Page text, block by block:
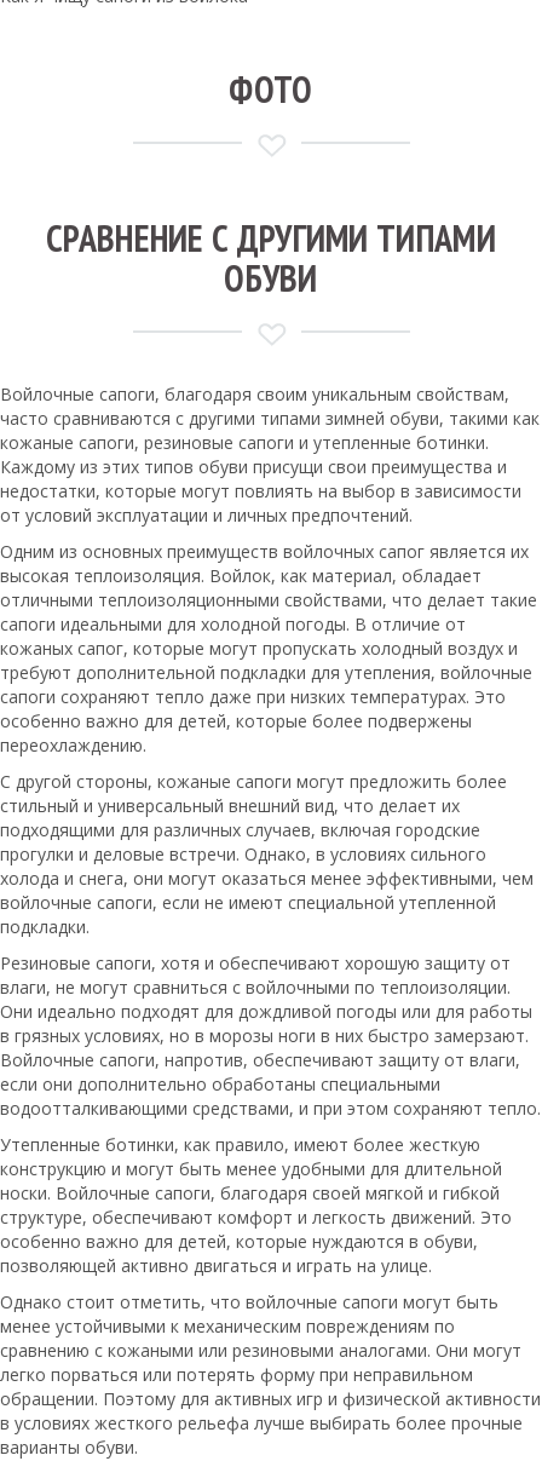
ФОТО
СРАВНЕНИЕ С ДРУГИМИ ТИПАМИ
ОБУВИ
Войлочные сапоги, благодаря своим уникальным свойствам,
часто сравниваются с другими типами зимней обуви, такими как
кожаные сапоги, резиновые сапоги и утепленные ботинки.
Каждому из этих типов обуви присущи свои преимущества и
недостатки, которые могут повлиять на выбор в зависимости
от условий эксплуатации и личных предпочтений.
Одним из основных преимуществ войлочных сапог является их
высокая теплоизоляция. Войлок, как материал, обладает
отличными теплоизоляционными свойствами, что делает такие
сапоги идеальными для холодной погоды. В отличие от
кожаных сапог, которые могут пропускать холодный воздух и
требуют дополнительной подкладки для утепления, войлочные
сапоги сохраняют тепло даже при низких температурах. Это
особенно важно для детей, которые более подвержены
переохлаждению.
С другой стороны, кожаные сапоги могут предложить более
стильный и универсальный внешний вид, что делает их
подходящими для различных случаев, включая городские
прогулки и деловые встречи. Однако, в условиях сильного
холода и снега, они могут оказаться менее эффективными, чем
войлочные сапоги, если не имеют специальной утепленной
подкладки.
Резиновые сапоги, хотя и обеспечивают хорошую защиту от
влаги, не могут сравниться с войлочными по теплоизоляции.
Они идеально подходят для дождливой погоды или для работы
в грязных условиях, но в морозы ноги в них быстро замерзают.
Войлочные сапоги, напротив, обеспечивают защиту от влаги,
если они дополнительно обработаны специальными
водоотталкивающими средствами, и при этом сохраняют тепло.
Утепленные ботинки, как правило, имеют более жесткую
конструкцию и могут быть менее удобными для длительной
носки. Войлочные сапоги, благодаря своей мягкой и гибкой
структуре, обеспечивают комфорт и легкость движений. Это
особенно важно для детей, которые нуждаются в обуви,
позволяющей активно двигаться и играть на улице.
Однако стоит отметить, что войлочные сапоги могут быть
менее устойчивыми к механическим повреждениям по
сравнению с кожаными или резиновыми аналогами. Они могут
легко порваться или потерять форму при неправильном
обращении. Поэтому для активных игр и физической активности
в условиях жесткого рельефа лучше выбирать более прочные
варианты обуви.